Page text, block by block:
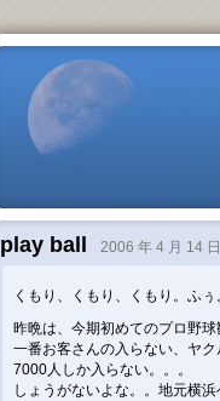
play ball 2006 年 4 月 14 日
くもり、くもり、くもり。ふぅ
昨晩は、今期初めてのプロ野球
一番お客さんの入らない、ヤク
7000人しか入らない。。。
しょうがないよな。。地元横